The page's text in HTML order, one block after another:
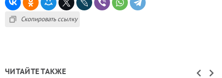
Скопировать ссылку
ЧИТАЙТЕ ТАКЖЕ